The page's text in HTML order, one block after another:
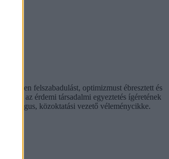
felszabadulást, optimizmust ébresztett és
az érdemi társadalmi egyeztetés ígéretének
közoktatási vezető véleménycikke.